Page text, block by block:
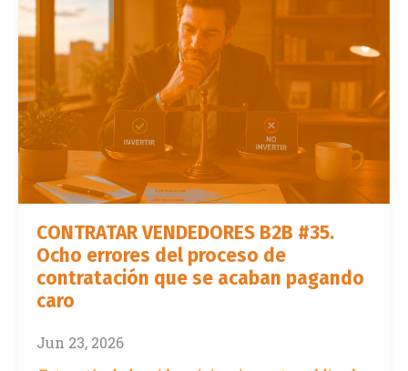
CONTRATAR VENDEDORES B2B #35.
Ocho errores del proceso de
contratación que se acaban pagando
caro
Jun 23, 2026